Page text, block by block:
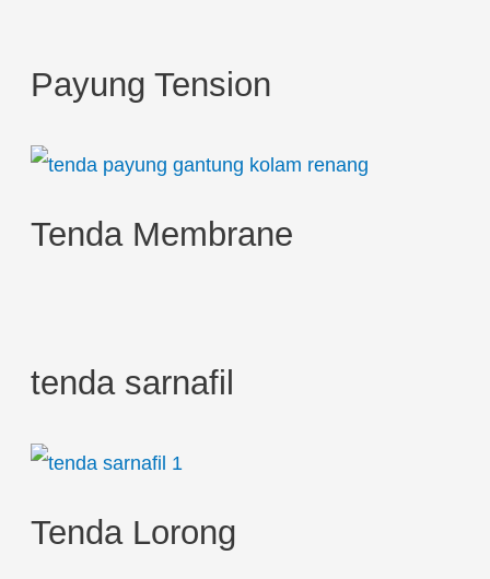
f
o
:
Payung Tension
Tenda Membrane
tenda sarnafil
Tenda Lorong